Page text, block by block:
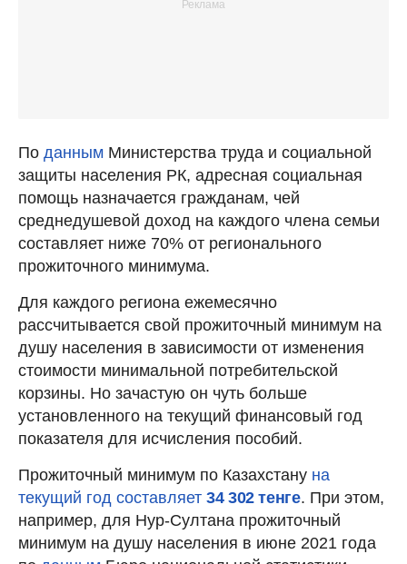
По данным Министерства труда и социальной
защиты населения РК, адресная социальная
помощь назначается гражданам, чей
среднедушевой доход на каждого члена семьи
составляет ниже 70% от регионального
прожиточного минимума.
Для каждого региона ежемесячно
рассчитывается свой прожиточный минимум на
душу населения в зависимости от изменения
стоимости минимальной потребительской
корзины. Но зачастую он чуть больше
установленного на текущий финансовый год
показателя для исчисления пособий.
Прожиточный минимум по Казахстану на
текущий год составляет 34 302 тенге. При этом,
например, для Нур-Султана прожиточный
минимум на душу населения в июне 2021 года